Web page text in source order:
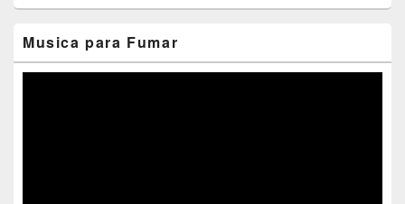
Musica para Fumar